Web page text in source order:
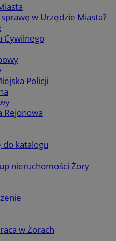
sprawę w Urzędzie Miasta?
Cywilnego
Policji
Rejonowa
katalogu
nieruchomości Żory
w Żorach